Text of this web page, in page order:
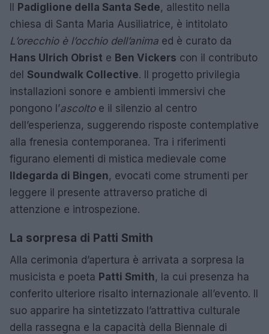
Il Padiglione della Santa Sede, allestito nella
chiesa di Santa Maria Ausiliatrice, è intitolato
L’orecchio è l’occhio dell’anima ed è curato da
Hans Ulrich Obrist e Ben Vickers con il contributo
del Soundwalk Collective. Il progetto privilegia
installazioni sonore e ambienti immersivi che
pongono l’ascoltoe il silenzio al centro
dell’esperienza, suggerendo risposte contemplative
alla frenesia contemporanea. Tra i riferimenti
figurano elementi di mistica medievale come
Ildegarda di Bingen, evocati come strumenti per
leggere il presente attraverso pratiche di
attenzione e introspezione.
La sorpresa di Patti Smith
Alla cerimonia d’apertura è arrivata a sorpresa la
musicista e poeta Patti Smith, la cui presenza ha
conferito ulteriore risalto internazionale all’evento. Il
suo apparire ha sintetizzato l’attrattiva culturale
della rassegna e la capacità della Biennale di